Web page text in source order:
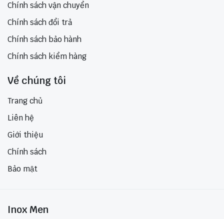
Chính sách vận chuyển
Chính sách đổi trả
Chính sách bảo hành
Chính sách kiểm hàng
Về chúng tôi
Trang chủ
Liên hệ
Giới thiệu
Chính sách
Bảo mật
Inox Men